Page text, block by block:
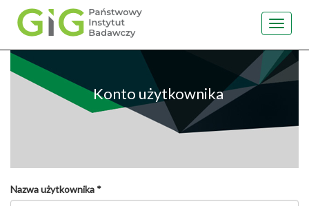
Przejdź
treści
Toggle
Konto użytkownika
Nazwa użytkownika *